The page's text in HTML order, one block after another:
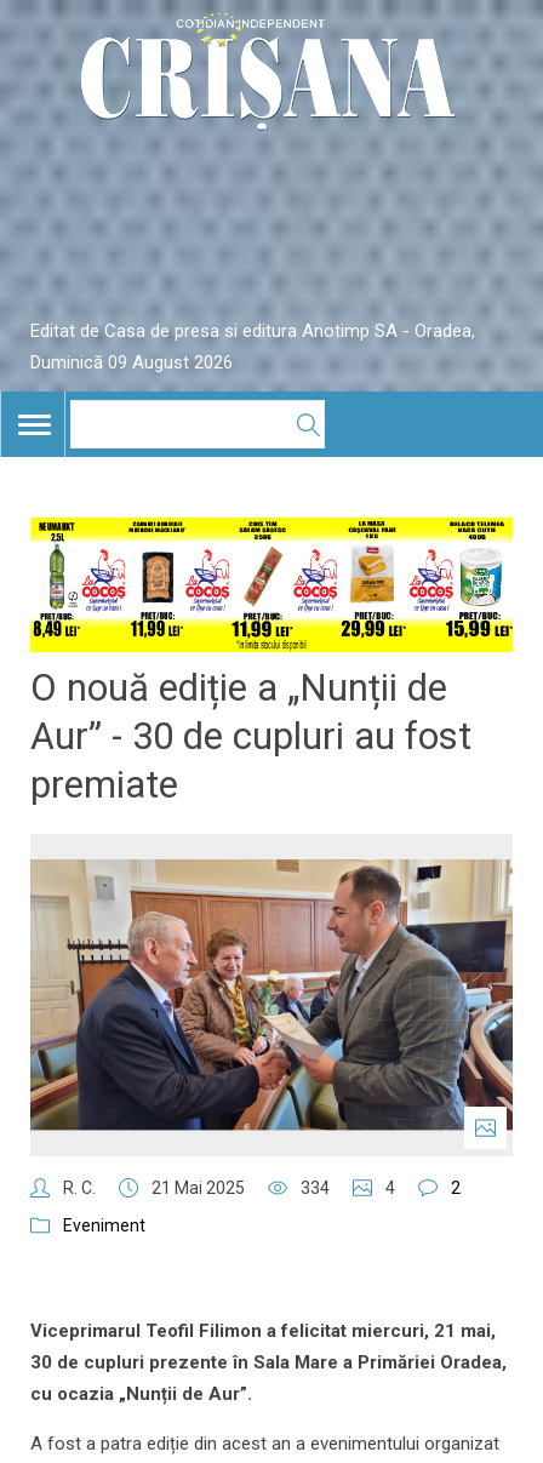
Editat de Casa de presa si editura Anotimp SA - Oradea,
Duminică 09 August 2026
TOGGLE
NAVIGATION
O nouă ediție a „Nunții de
Aur” - 30 de cupluri au fost
premiate
R. C. 21 Mai 2025 334 4
2
Eveniment
Viceprimarul Teofil Filimon a felicitat miercuri, 21 mai,
30 de cupluri prezente în Sala Mare a Primăriei Oradea,
cu ocazia „Nunții de Aur”.
A fost a patra ediție din acest an a evenimentului organizat